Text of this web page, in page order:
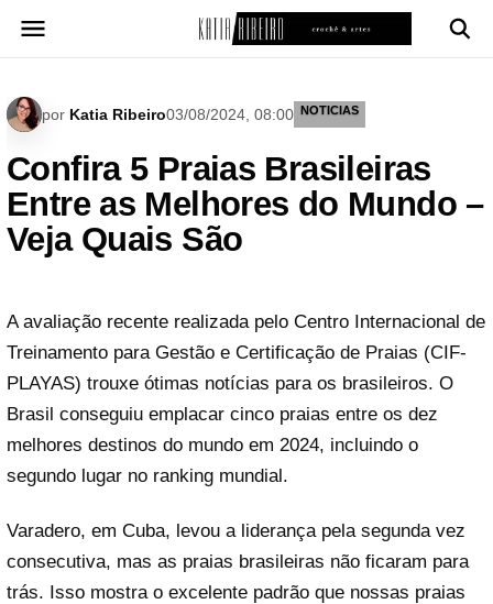
para
por Katia Ribeiro03/08/2024, 08:00 NOTICIAS
Confira 5 Praias Brasileiras
Entre as Melhores do Mundo –
Veja Quais São
A avaliação recente realizada pelo Centro Internacional de
Treinamento para Gestão e Certificação de Praias (CIF-
PLAYAS) trouxe ótimas notícias para os brasileiros. O
Brasil conseguiu emplacar cinco praias entre os dez
melhores destinos do mundo em 2024, incluindo o
segundo lugar no ranking mundial.
Varadero, em Cuba, levou a liderança pela segunda vez
consecutiva, mas as praias brasileiras não ficaram para
trás. Isso mostra o excelente padrão que nossas praias